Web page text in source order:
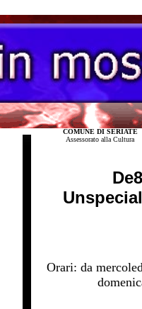
COMUNE DI SERIATE
Assessorato alla Cultura
Orari: da